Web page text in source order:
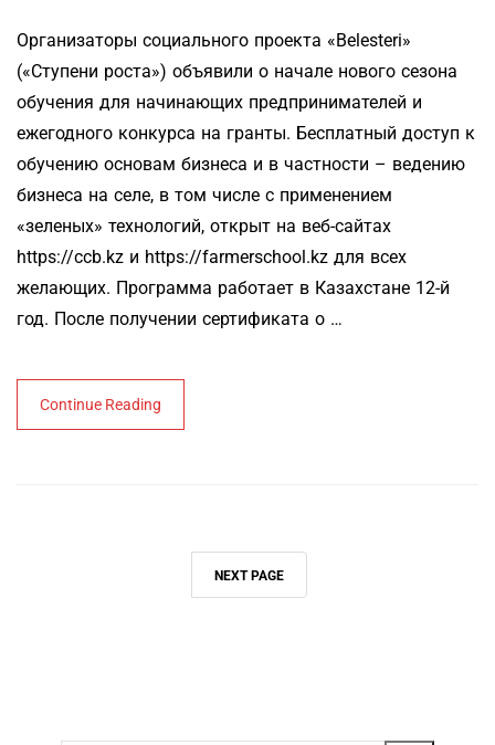
Организаторы социального проекта «Belesteri»
(«Ступени роста») объявили о начале нового сезона
обучения для начинающих предпринимателей и
ежегодного конкурса на гранты. Бесплатный доступ к
обучению основам бизнеса и в частности – ведению
бизнеса на селе, в том числе с применением
«зеленых» технологий, открыт на веб-сайтах
https://ccb.kz и https://farmerschool.kz для всех
желающих. Программа работает в Казахстане 12-й
год. После получении сертификата о …
Continue Reading
NEXT PAGE